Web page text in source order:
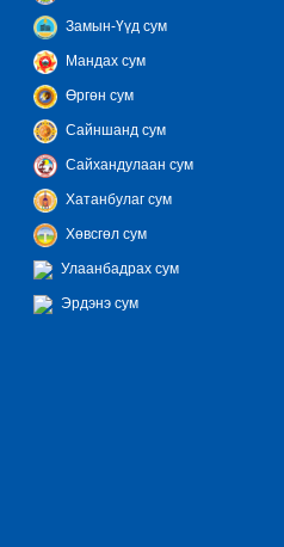
Замын-Үүд сум
Мандах сум
Өргөн сум
Сайншанд сум
Сайхандулаан сум
Хатанбулаг сум
Хөвсгөл сум
Улаанбадрах сум
Эрдэнэ сум